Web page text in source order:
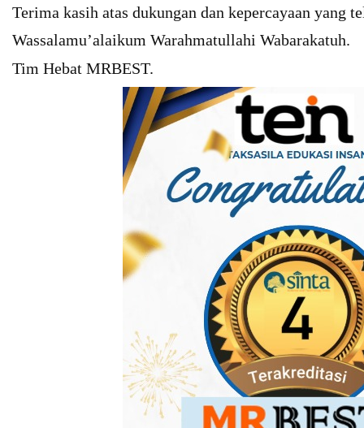
Terima kasih atas dukungan dan kepercayaan yang
Wassalamu’alaikum Warahmatullahi Wabarakatuh.
Tim Hebat MRBEST.